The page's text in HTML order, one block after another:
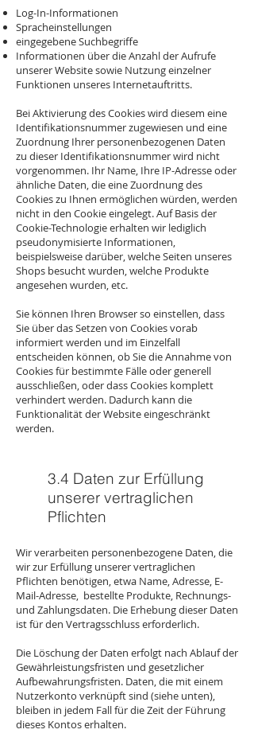
Log-In-Informationen
Spracheinstellungen
eingegebene Suchbegriffe
Informationen über die Anzahl der Aufrufe
unserer Website sowie Nutzung einzelner
Funktionen unseres Internetauftritts.
Bei Aktivierung des Cookies wird diesem eine
Identifikationsnummer zugewiesen und eine
Zuordnung Ihrer personenbezogenen Daten
zu dieser Identifikationsnummer wird nicht
vorgenommen. Ihr Name, Ihre IP-Adresse oder
ähnliche Daten, die eine Zuordnung des
Cookies zu Ihnen ermöglichen würden, werden
nicht in den Cookie eingelegt. Auf Basis der
Cookie-Technologie erhalten wir lediglich
pseudonymisierte Informationen,
beispielsweise darüber, welche Seiten unseres
Shops besucht wurden, welche Produkte
angesehen wurden, etc.
Sie können Ihren Browser so einstellen, dass
Sie über das Setzen von Cookies vorab
informiert werden und im Einzelfall
entscheiden können, ob Sie die Annahme von
Cookies für bestimmte Fälle oder generell
ausschließen, oder dass Cookies komplett
verhindert werden. Dadurch kann die
Funktionalität der Website eingeschränkt
werden.
3.4 Daten zur Erfüllung
unserer vertraglichen
Pflichten
Wir verarbeiten personenbezogene Daten, die
wir zur Erfüllung unserer vertraglichen
Pflichten benötigen, etwa Name, Adresse, E-
Mail-Adresse, bestellte Produkte, Rechnungs-
und Zahlungsdaten. Die Erhebung dieser Daten
ist für den Vertragsschluss erforderlich.
Die Löschung der Daten erfolgt nach Ablauf der
Gewährleistungsfristen und gesetzlicher
Aufbewahrungsfristen. Daten, die mit einem
Nutzerkonto verknüpft sind (siehe unten),
bleiben in jedem Fall für die Zeit der Führung
dieses Kontos erhalten.